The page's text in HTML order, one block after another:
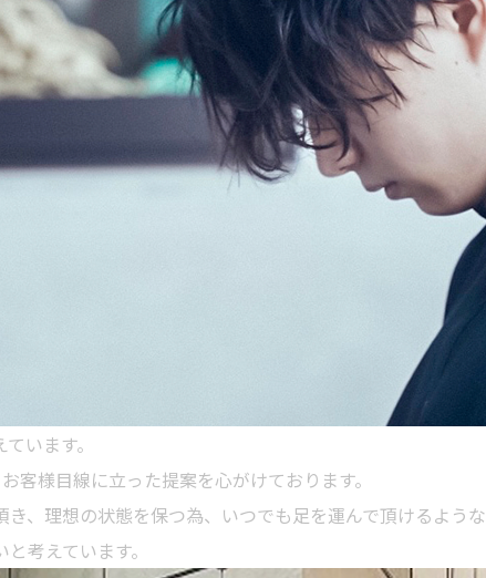
います。
客様目線に立った提案を心がけております。
、理想の状態を保つ為、いつでも足を運んで頂けるような
考えています。